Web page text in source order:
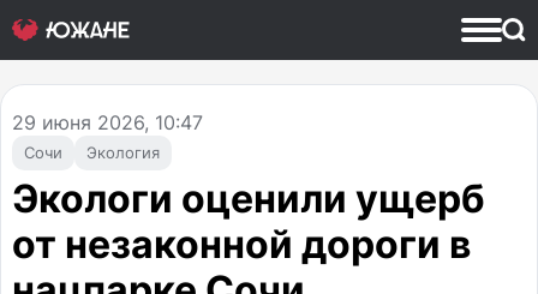
Сочи Экология
29 июня 2026, 10:47
Экологи оценили ущерб
от незаконной дороги в